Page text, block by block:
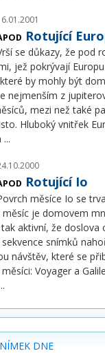
Rotující
se důkazy, že pod
jež pokrývají
by mohly být
nejmenším z
mezi než také
Hluboký vnitřek
...
Rotující Io
měsíce Io se
je domovem
aktivní, že doslova
snímků
návštěv, které se
Voyager a
...
DNE